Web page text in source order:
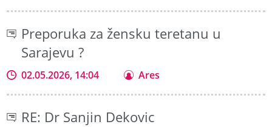
Preporuka za žensku teretanu u
Sarajevu ?
02.05.2026, 14:04 Ares
RE: Dr Sanjin Dekovic